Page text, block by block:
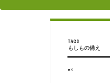
もしもの備え
●×